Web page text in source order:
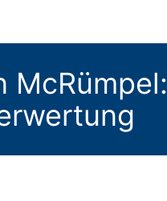
McRümpel: